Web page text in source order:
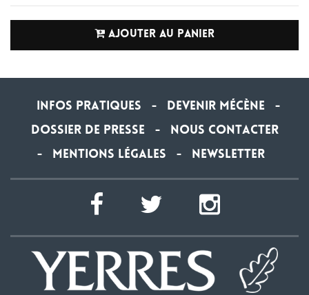
AJOUTER AU PANIER
Infos Pratiques - Devenir Mécène -
Dossier de Presse - Nous contacter
- Mentions légales - newsletter